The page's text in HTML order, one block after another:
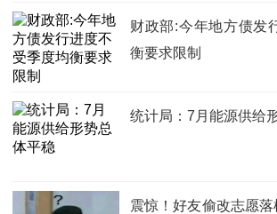
财政部:今年地方债发
衡要求限制
统计局：7月能源供给
震惊！好友偷改志愿落